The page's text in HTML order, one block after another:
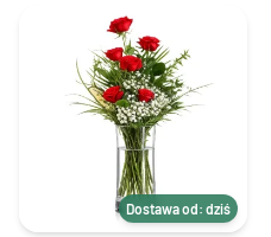
Dostawa od: dziś